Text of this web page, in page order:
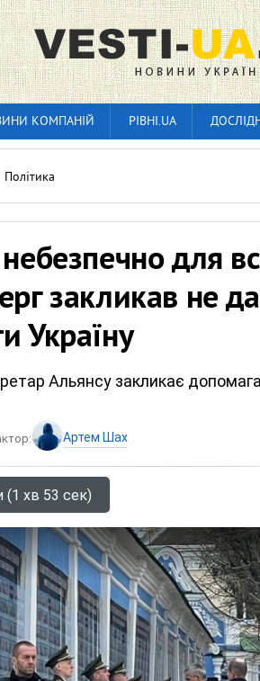
КОМПАНІЙ РІВНІ.UA
Політика
для
закликав не
Україну
Альянсу закликає
Артем Шах
(1 хв 53 сек)